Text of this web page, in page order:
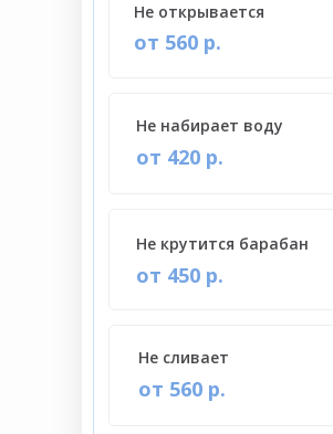
от 420 р.
Не набирает воду
от 450 р.
Не крутится барабан
от 560 р.
Не открывается
от 560 р.
Не сливает